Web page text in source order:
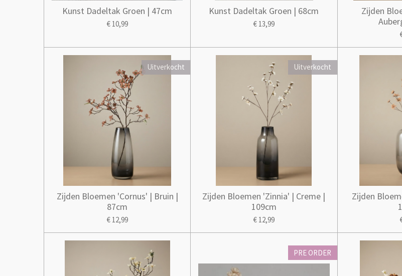
Kunst Dadeltak Groen | 47cm
€ 10,99
Kunst Dadeltak Groen | 68cm
€ 13,99
Zijden
Uitverkocht
Zijden Bloemen 'Cornus' | Bruin |
87cm
€ 12,99
Uitverkocht
Zijden Bloemen 'Zinnia' | Creme |
109cm
€ 12,99
Zijden
PRE ORDER